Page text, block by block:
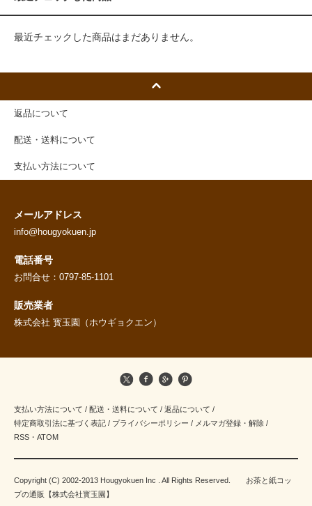
最近チェックした商品はまだありません。
返品について
配送・送料について
支払い方法について
メールアドレス
info@hougyokuen.jp
電話番号
お問合せ：0797-85-1101
販売業者
株式会社 寳玉園（ホウギョクエン）
支払い方法について / 配送・送料について / 返品について /
特定商取引法に基づく表記 / プライバシーポリシー / メルマガ登録・解除 /
RSS ・ ATOM
Copyright (C) 2002-2013 Hougyokuen Inc . All Rights Reserved. お茶と紙コッ
プの通販【株式会社寳玉園】